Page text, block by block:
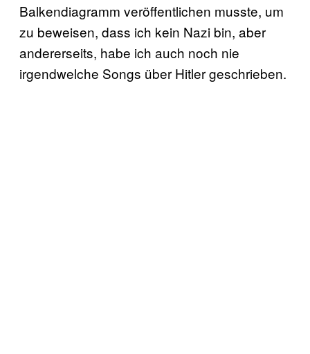
Balkendiagramm veröffentlichen musste, um
zu beweisen, dass ich kein Nazi bin, aber
andererseits, habe ich auch noch nie
irgendwelche Songs über Hitler geschrieben.